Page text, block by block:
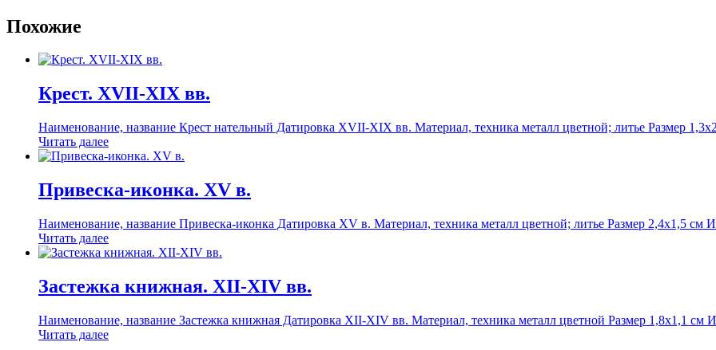
Похожие
Крест. XVII-XIX вв.
Наименование, название Крест нательный Датировка XVII-XIX вв. Материал, техника металл цветной; литье Размер
Читать далее
Привеска-иконка. XV в.
Наименование, название Привеска-иконка Датировка XV в. Материал, техника металл цветной; литье Размер 2,4х1,5 см
Читать далее
Застежка книжная. XII-XIV вв.
Наименование, название Застежка книжная Датировка XII-XIV вв. Материал, техника металл цветной Размер 1,8х1,1 см
Читать далее